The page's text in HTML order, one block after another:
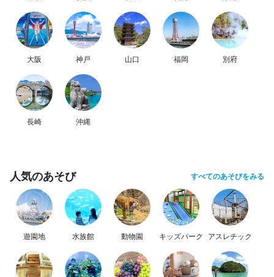
大阪 神戸 山口 福岡 別府
長崎 沖縄
人気のあそび すべてのあそびをみる
遊園地 水族館 動物園 キッズパーク アスレチック